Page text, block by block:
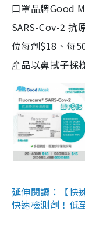
口罩品牌Good
SARS-Cov-2 抗
位每劑$18、每
產品以鼻拭子採
延伸閱讀：【快
快速檢測劑！低